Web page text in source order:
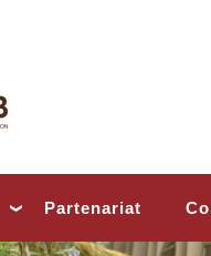
Partenariat